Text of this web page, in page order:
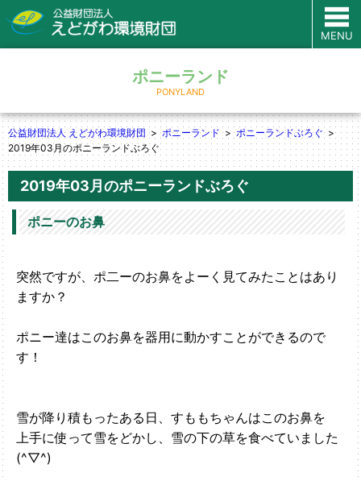
MENU
ポニーランド
PONYLAND
公益財団法人 えどがわ環境財団 ポニーランド
ポニーランドぶろぐ
2019年03月のポニーランドぶろぐ
2019年03月のポニーランドぶろぐ
ポニーのお鼻
突然ですが、ポ二ーのお鼻をよーく見てみたことはあり
ますか？
ポニー達はこのお鼻を器用に動かすことができるので
す！
雪が降り積もったある日、すももちゃんはこのお鼻を
上手に使って雪をどかし、雪の下の草を食べていました
(^▽^)